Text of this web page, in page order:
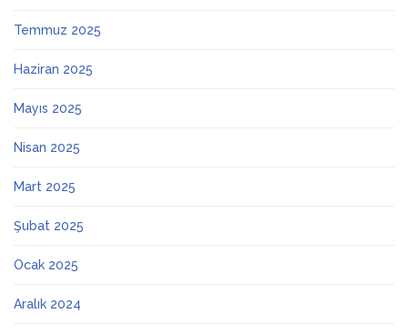
Temmuz 2025
Haziran 2025
Mayıs 2025
Nisan 2025
Mart 2025
Şubat 2025
Ocak 2025
Aralık 2024